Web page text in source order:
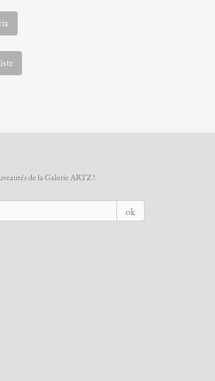
de la Galerie ARTZ !
ok